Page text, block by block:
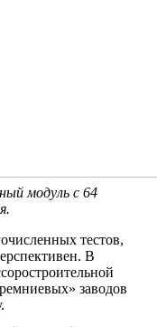
модуль с 64
тестов,
В
заводов